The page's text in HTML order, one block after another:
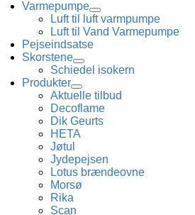
Varmepumpe
Luft til luft varmpumpe
Luft til Vand Varmepumpe
Pejseindsatse
Skorstene
Schiedel isokern
Produkter
Aktuelle tilbud
Decoflame
Dik Geurts
HETA
Jøtul
Jydepejsen
Lotus brændeovne
Morsø
Rika
Scan